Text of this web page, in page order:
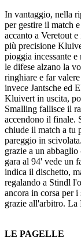
In vantaggio, nella
per gestire il match
accanto a Veretout
più precisione
pioggia incessante
le difese alzano la
ringhiare e far
invece Jantsche ed
Kluivert in uscita,
Smalling fallisce il
accendono il finale.
chiude il match a tu
pareggio in
grazie a un
gara al 94' vede un
indica il dischetto,
regalando a Stindl
ancora in corsa per
grazie all'arbitro. La
LE PAGELLE